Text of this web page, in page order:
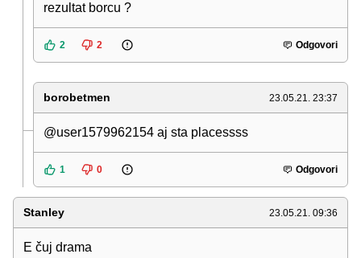
rezultat borcu ?
2 2 Odgovori
borobetmen 23.05.21. 23:37
@user1579962154 aj sta placessss
1 0 Odgovori
Stanley 23.05.21. 09:36
E čuj drama